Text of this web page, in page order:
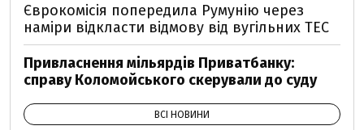
Єврокомісія попередила Румунію через
наміри відкласти відмову від вугільних ТЕС
Привласнення мільярдів Приватбанку:
справу Коломойського скерували до суду
ВСІ НОВИНИ